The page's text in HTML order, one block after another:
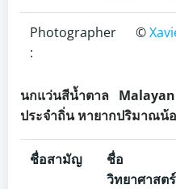
Photographer
:
©
นกแว่นสีน้ำตาล Malayan
ประจำถิ่น หายากปริมาณน้
ชื่อสามัญ
ชื่อ
วิทยาศาสตร์